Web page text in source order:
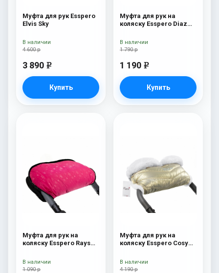
Муфта для рук Esspero
Elvis Sky
4 600 р
3 890 e
Купить
В наличии
Муфта для рук на
коляску Esspero Diaz
Chocolat
1 790 р
1 190 e
Купить
В наличии
Муфта для рук на
коляску Esspero Rays
1 090 р
В наличии
Муфта для рук на
коляску Esspero Cosy
4 190 р
В наличии